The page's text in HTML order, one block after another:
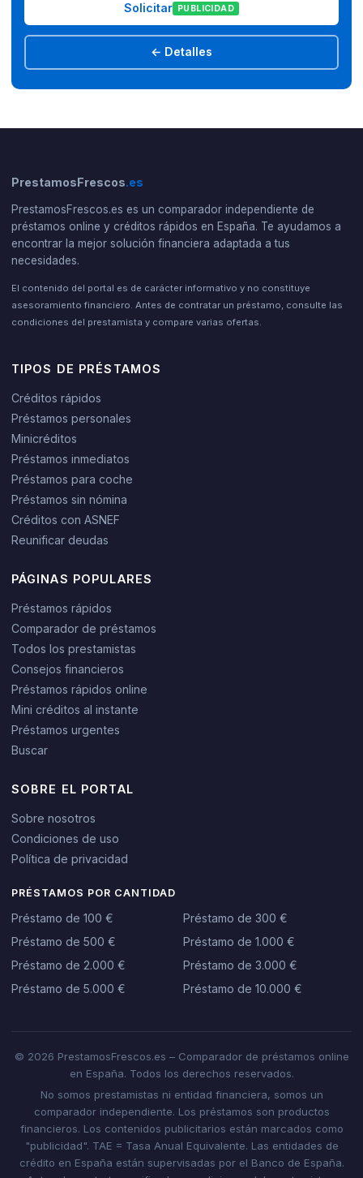
Solicitar PUBLICIDAD
← Detalles
PrestamosFrescos.es
PrestamosFrescos.es es un comparador independiente de
préstamos online y créditos rápidos en España. Te ayudamos a
encontrar la mejor solución financiera adaptada a tus
necesidades.
El contenido del portal es de carácter informativo y no constituye
asesoramiento financiero. Antes de contratar un préstamo, consulte las
condiciones del prestamista y compare varias ofertas.
TIPOS DE PRÉSTAMOS
Créditos rápidos
Préstamos personales
Minicréditos
Préstamos inmediatos
Préstamos para coche
Préstamos sin nómina
Créditos con ASNEF
Reunificar deudas
PÁGINAS POPULARES
Préstamos rápidos
Comparador de préstamos
Todos los prestamistas
Consejos financieros
Préstamos rápidos online
Mini créditos al instante
Préstamos urgentes
Buscar
SOBRE EL PORTAL
Sobre nosotros
Condiciones de uso
Política de privacidad
PRÉSTAMOS POR CANTIDAD
Préstamo de 100 €
Préstamo de 300 €
Préstamo de 500 €
Préstamo de 1.000 €
Préstamo de 2.000 €
Préstamo de 3.000 €
Préstamo de 5.000 €
Préstamo de 10.000 €
© 2026 PrestamosFrescos.es – Comparador de préstamos online
en España. Todos los derechos reservados.
No somos prestamistas ni entidad financiera, somos un
comparador independiente. Los préstamos son productos
financieros. Los contenidos publicitarios están marcados como
"publicidad". TAE = Tasa Anual Equivalente. Las entidades de
crédito en España están supervisadas por el Banco de España.